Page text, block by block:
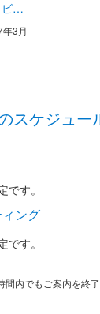
リ
3月
スケジュー
です。
ング
です。
内でもご案内を終